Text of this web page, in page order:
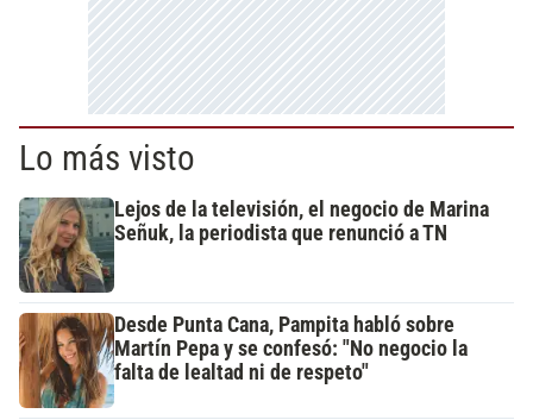
Lo más visto
Lejos de la televisión, el negocio de Marina
Señuk, la periodista que renunció a TN
Desde Punta Cana, Pampita habló sobre
Martín Pepa y se confesó: "No negocio la
falta de lealtad ni de respeto"